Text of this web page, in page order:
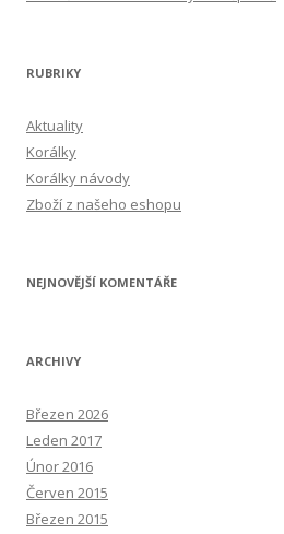
RUBRIKY
Aktuality
Korálky
Korálky návody
Zboží z našeho eshopu
NEJNOVĚJŠÍ KOMENTÁŘE
ARCHIVY
Březen 2026
Leden 2017
Únor 2016
Červen 2015
Březen 2015